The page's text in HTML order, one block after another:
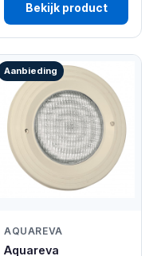
Bekijk product
Aanbieding
AQUAREVA
Aquareva